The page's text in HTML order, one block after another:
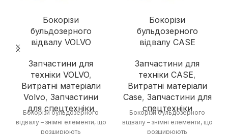
Бокорізи
бульдозерного
відвалу VOLVO
Запчастини для
техніки VOLVO,
Витратні матеріали
Volvo, Запчастини
для спецтехніки
Бокорізи бульдозерного
відвалу – знімні елементи, що
розширюють
Бокорізи
бульдозерного
відвалу CASE
Запчастини для
техніки CASE,
Витратні матеріали
Case, Запчастини для
спецтехніки
Бокорізи бульдозерного
відвалу – знімні елементи, що
розширюють